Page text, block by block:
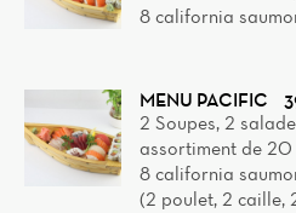
8 california
MENU PACIFIC
2 Soupes, 2
assortiment de 20
8 california
(2 poulet, 2 caille,